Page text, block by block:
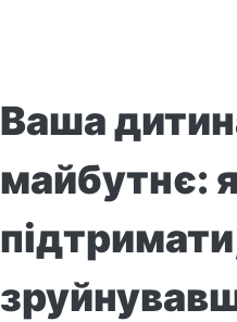
Ваша
майбутнє: